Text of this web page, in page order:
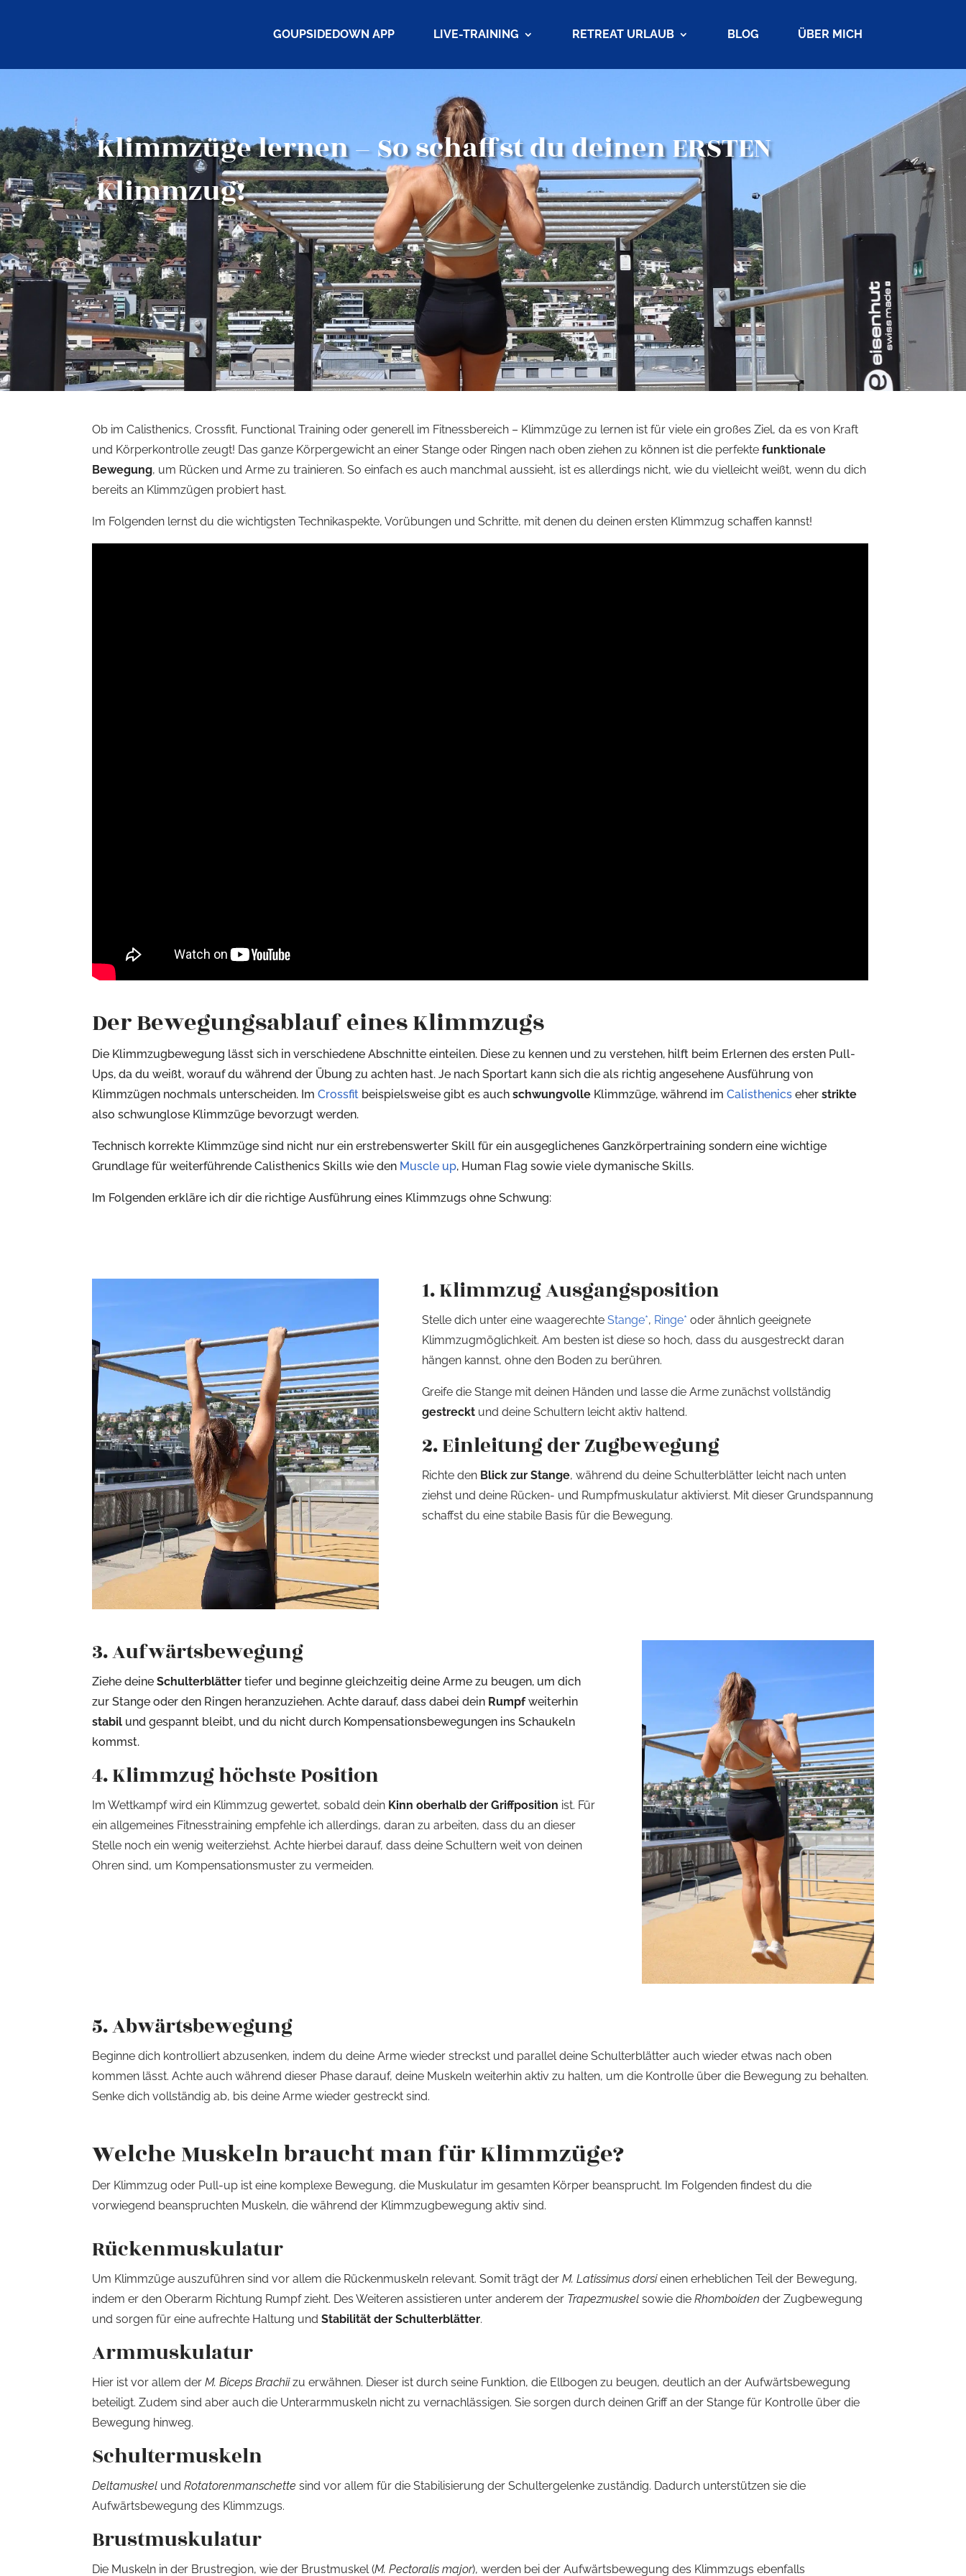
GOUPSIDEDOWN APP LIVE-TRAINING RETREAT URLAUB BLOG ÜBER MICH
Klimmzüge lernen – So schaffst du deinen ERSTEN
Klimmzug!
Ob im Calisthenics, Crossfit, Functional Training oder generell im Fitnessbereich – Klimmzüge zu lernen ist für viele ein großes Ziel, da es von Kraft
und Körperkontrolle zeugt! Das ganze Körpergewicht an einer Stange oder Ringen nach oben ziehen zu können ist die perfekte funktionale
Bewegung, um Rücken und Arme zu trainieren. So einfach es auch manchmal aussieht, ist es allerdings nicht, wie du vielleicht weißt, wenn du dich
bereits an Klimmzügen probiert hast.
Im Folgenden lernst du die wichtigsten Technikaspekte, Vorübungen und Schritte, mit denen du deinen ersten Klimmzug schaffen kannst!
Der Bewegungsablauf eines Klimmzugs
Die Klimmzugbewegung lässt sich in verschiedene Abschnitte einteilen. Diese zu kennen und zu verstehen, hilft beim Erlernen des ersten Pull-
Ups, da du weißt, worauf du während der Übung zu achten hast. Je nach Sportart kann sich die als richtig angesehene Ausführung von
Klimmzügen nochmals unterscheiden. Im Crossfit beispielsweise gibt es auch schwungvolle Klimmzüge, während im Calisthenics eher strikte
also schwunglose Klimmzüge bevorzugt werden.
Technisch korrekte Klimmzüge sind nicht nur ein erstrebenswerter Skill für ein ausgeglichenes Ganzkörpertraining sondern eine wichtige
Grundlage für weiterführende Calisthenics Skills wie den Muscle up, Human Flag sowie viele dymanische Skills.
Im Folgenden erkläre ich dir die richtige Ausführung eines Klimmzugs ohne Schwung:
1. Klimmzug Ausgangsposition
Stelle dich unter eine waagerechteStange*, Ringe* oder ähnlich geeignete
Klimmzugmöglichkeit. Am besten ist diese so hoch, dass du ausgestreckt daran
hängen kannst, ohne den Boden zu berühren.
Greife die Stange mit deinen Händen und lasse die Arme zunächst vollständig
gestreckt und deine Schultern leicht aktiv haltend.
2. Einleitung der Zugbewegung
Richte den Blick zur Stange, während du deine Schulterblätter leicht nach unten
ziehst und deine Rücken- und Rumpfmuskulatur aktivierst. Mit dieser Grundspannung
schaffst du eine stabile Basis für die Bewegung.
3. Aufwärtsbewegung
Ziehe deine Schulterblätter tiefer und beginne gleichzeitig deine Arme zu beugen, um dich
zur Stange oder den Ringen heranzuziehen. Achte darauf, dass dabei dein Rumpfweiterhin
stabil und gespannt bleibt, und du nicht durch Kompensationsbewegungen ins Schaukeln
kommst.
4. Klimmzug höchste Position
Im Wettkampf wird ein Klimmzug gewertet, sobald dein Kinn oberhalb der Griffposition ist. Für
ein allgemeines Fitnesstraining empfehle ich allerdings, daran zu arbeiten, dass du an dieser
Stelle noch ein wenig weiterziehst. Achte hierbei darauf, dass deine Schultern weit von deinen
Ohren sind, um Kompensationsmuster zu vermeiden.
5. Abwärtsbewegung
Beginne dich kontrolliert abzusenken, indem du deine Arme wieder streckst und parallel deine Schulterblätter auch wieder etwas nach oben
kommen lässt. Achte auch während dieser Phase darauf, deine Muskeln weiterhin aktiv zu halten, um die Kontrolle über die Bewegung zu behalten.
Senke dich vollständig ab, bis deine Arme wieder gestreckt sind.
Welche Muskeln braucht man für Klimmzüge?
Der Klimmzug oder Pull-up ist eine komplexe Bewegung, die Muskulatur im gesamten Körper beansprucht. Im Folgenden findest du die
vorwiegend beanspruchten Muskeln, die während der Klimmzugbewegung aktiv sind.
Rückenmuskulatur
Um Klimmzüge auszuführen sind vor allem die Rückenmuskeln relevant. Somit trägt der M. Latissimus dorsieinen erheblichen Teil der Bewegung,
indem er den Oberarm Richtung Rumpf zieht. Des Weiteren assistieren unter anderem der Trapezmuskel sowie die Rhomboiden der Zugbewegung
und sorgen für eine aufrechte Haltung und Stabilität der Schulterblätter.
Armmuskulatur
Hier ist vor allem der M. Biceps Brachiizu erwähnen. Dieser ist durch seine Funktion, die Ellbogen zu beugen, deutlich an der Aufwärtsbewegung
beteiligt. Zudem sind aber auch die Unterarmmuskeln nicht zu vernachlässigen. Sie sorgen durch deinen Griff an der Stange für Kontrolle über die
Bewegung hinweg.
Schultermuskeln
Deltamuskel und Rotatorenmanschette sind vor allem für die Stabilisierung der Schultergelenke zuständig. Dadurch unterstützen sie die
Aufwärtsbewegung des Klimmzugs.
Brustmuskulatur
Die Muskeln in der Brustregion, wie der Brustmuskel (M. Pectoralis major), werden bei der Aufwärtsbewegung des Klimmzugs ebenfalls